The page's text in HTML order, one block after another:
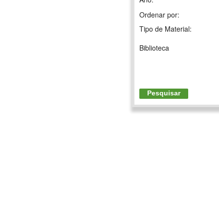
Ordenar por:
Tipo de Material:
Biblioteca
Pesquisar